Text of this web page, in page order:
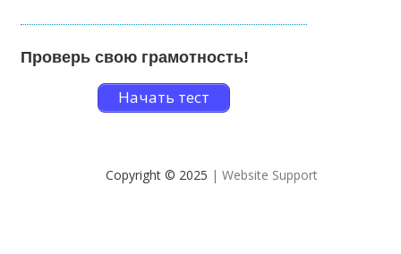
Проверь свою грамотность!
Начать тест
Copyright © 2025 | Website Support